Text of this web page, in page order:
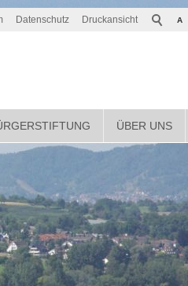
A
Datenschutz Druckansicht
ÜBER UNS